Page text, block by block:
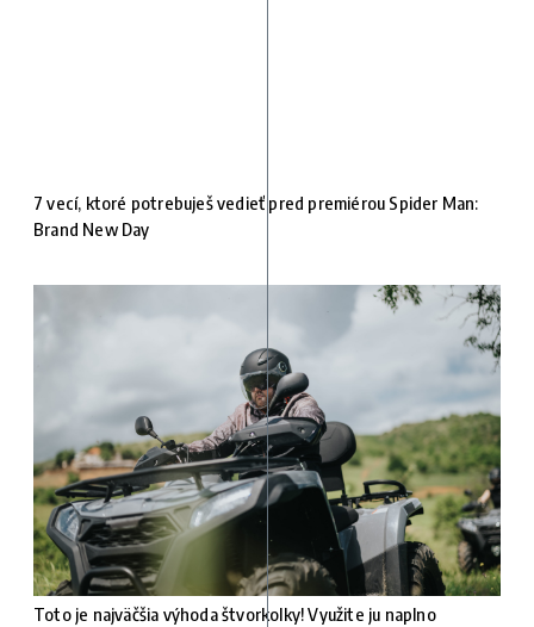
7 vecí, ktoré potrebuješ vedieť pred premiérou Spider Man:
Brand New Day
Toto je najväčšia výhoda štvorkolky! Využite ju naplno